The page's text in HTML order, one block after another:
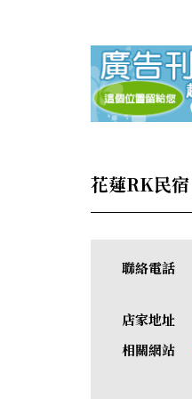
花蓮RK民宿
聯絡電話
店家地址
相關網站